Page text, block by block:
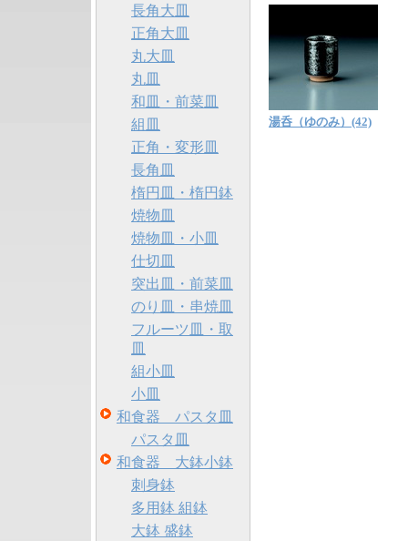
長角大皿
正角大皿
丸大皿
丸皿
和皿・前菜皿
組皿
正角・変形皿
長角皿
楕円皿・楕円鉢
焼物皿
焼物皿・小皿
仕切皿
突出皿・前菜皿
のり皿・串焼皿
フルーツ皿・取
皿
組小皿
小皿
和食器 パスタ皿
パスタ皿
和食器 大鉢小鉢
刺身鉢
多用鉢 組鉢
大鉢 盛鉢
湯呑（ゆのみ）(42)